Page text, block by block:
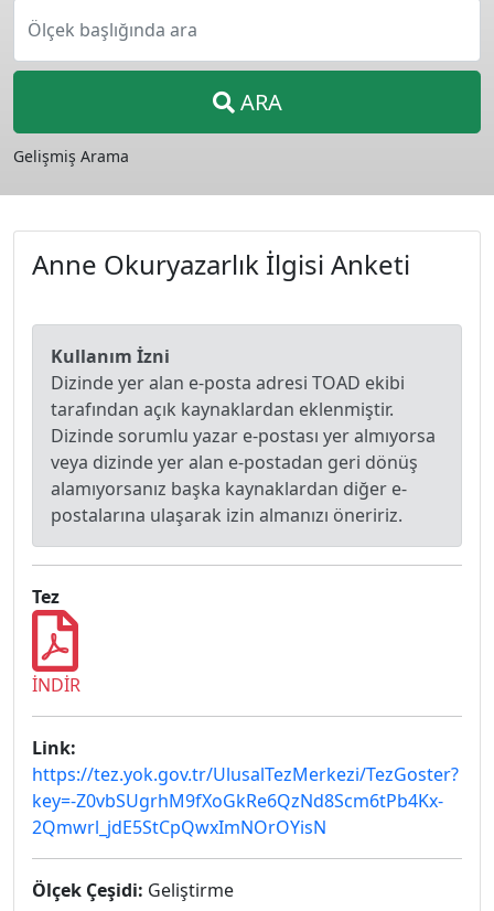
Ölçek başlığında ara
ARA
Gelişmiş Arama
Anne Okuryazarlık İlgisi Anketi
Kullanım İzni
Dizinde yer alan e-posta adresi TOAD ekibi
tarafından açık kaynaklardan eklenmiştir.
Dizinde sorumlu yazar e-postası yer almıyorsa
veya dizinde yer alan e-postadan geri dönüş
alamıyorsanız başka kaynaklardan diğer e-
postalarına ulaşarak izin almanızı öneririz.
Tez
İNDİR
Link:
https://tez.yok.gov.tr/UlusalTezMerkezi/TezGoster?
key=-Z0vbSUgrhM9fXoGkRe6QzNd8Scm6tPb4Kx-
2Qmwrl_jdE5StCpQwxImNOrOYisN
Ölçek Çeşidi: Geliştirme